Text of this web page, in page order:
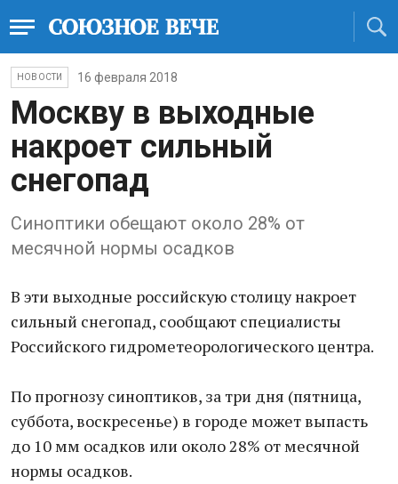
НОВОСТИ 16 февраля 2018
Москву в выходные
накроет сильный
снегопад
Синоптики обещают около 28% от
месячной нормы осадков
В эти выходные российскую столицу накроет
сильный снегопад, сообщают специалисты
Российского гидрометеорологического центра.
По прогнозу синоптиков, за три дня (пятница,
суббота, воскресенье) в городе может выпасть
до 10 мм осадков или около 28% от месячной
нормы осадков.